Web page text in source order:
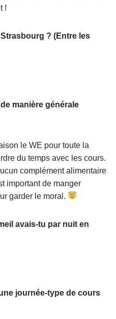
!
? (Entre les
manière générale
le WE pour toute la
du temps avec les cours.
complément alimentaire
important de manger
garder le moral.
avais-tu par nuit en
journée-type de cours